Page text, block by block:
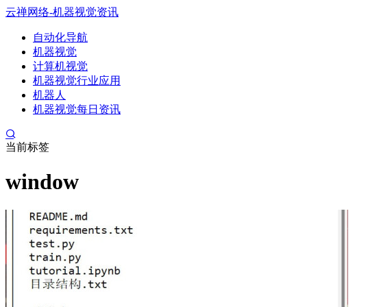
云禅网络-机器视觉资讯
自动化导航
机器视觉
计算机视觉
机器视觉行业应用
机器人
机器视觉每日资讯
当前标签
window